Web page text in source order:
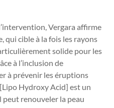
Vergara affirme
qui cible à la fois les rayons
solide pour les
à l’inclusion de
à prévenir les éruptions
Hydroxy Acid] est un
peut renouveler la peau